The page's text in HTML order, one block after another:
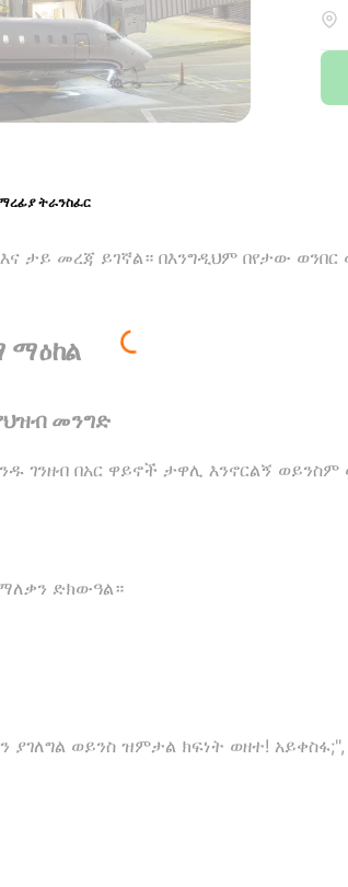
ትራንስፈር
ታይ መረጃ ይገኛል። በእንግዲህም በየታው
ማዕከል
መንግድ
ገንዘብ በአር ዋይኖች ታዋሊ እንኖርልኝ ወይንስም
ድክውዓል።
ወይንስ ዝምታል ክፍነት ወዘተ! አይቀስፋ;",